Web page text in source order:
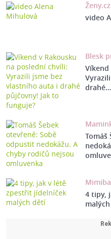
Ženy.cz
video
Blesk
Víkend
drahé…
Tomáš
4 tipy,